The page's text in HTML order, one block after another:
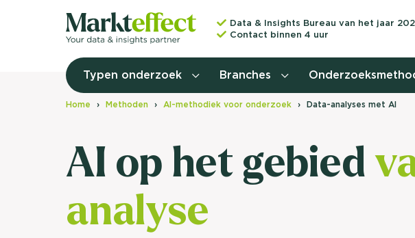
Data & Insights Bureau van het jaar
Contact binnen 4 uur
Typen onderzoek
Customer
Branches
Home Methoden AI-methodiek voor onderzoek Data-analyses met AI
AI op het gebied
analyse